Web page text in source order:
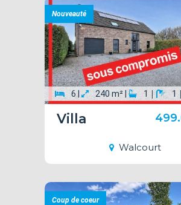
Nouveauté
6 | 240 m² | 1 | 1
Villa
Walcourt
Coup de coeur